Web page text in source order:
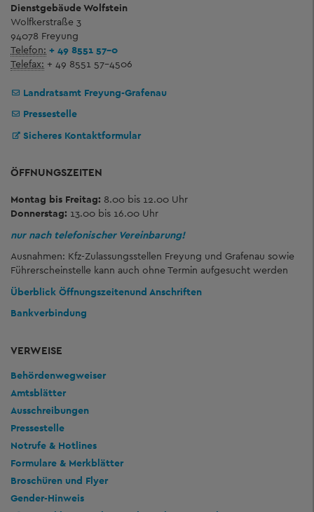
Dienstgebäude Wolfstein
Wolfkerstraße 3
94078 Freyung
Telefon: + 49 8551 57-0
Telefax: + 49 8551 57-4506
Landratsamt Freyung-Grafenau
Pressestelle
Sicheres Kontaktformular
ÖFFNUNGSZEITEN
Montag bis Freitag: 8.00 bis 12.00 Uhr
Donnerstag: 13.00 bis 16.00 Uhr
nur nach telefonischer Vereinbarung!
Ausnahmen: Kfz-Zulassungsstellen Freyung und Grafenau sowie
Führerscheinstelle kann auch ohne Termin aufgesucht werden
Überblick Öffnungszeitenund Anschriften
Bankverbindung
VERWEISE
Behördenwegweiser
Amtsblätter
Ausschreibungen
Pressestelle
Notrufe & Hotlines
Formulare & Merkblätter
Broschüren und Flyer
Gender-Hinweis